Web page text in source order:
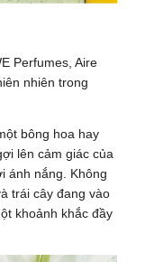
Perfumes, Aire
nhiên trong
bông hoa hay
lên cảm giác của
ánh nắng. Không
trái cây đang vào
khoảnh khắc đầy